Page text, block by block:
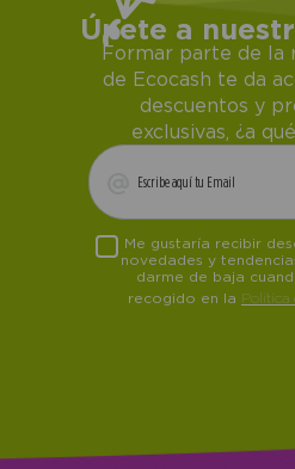
Únete a
Formar parte de la
de Ecocash te da
descuentos y
exclusivas, ¿a
Me gustaría recibir
novedades y
darme de baja
recogido en la